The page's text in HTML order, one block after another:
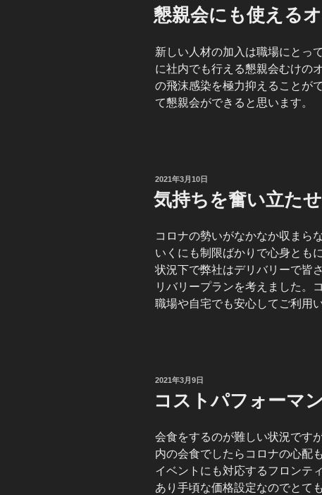
稿
日:
懇親会にも使える
新しい人材の加入は職場にとっ
に社内でも行える懇親会むけの
の飛沫感染を極力抑えることが
て懇親会ができると思います。
投
稿
日:
2021年3月10日
気持ちを奮い立た
コロナの勢いがなかなか収まら
いくにも制限ばかりで心身とも
状況下で弊社はデリバリーで皆
リバリープランを考えました。
職場や自宅でも安心してご利用
投
2021年3月9日
コストパフォーマ
会食をするのが難しい状況です
内の会食でしたらコロナの心配
イベントにも対応するフロンテ
あり手頃な価格設定なのでとて